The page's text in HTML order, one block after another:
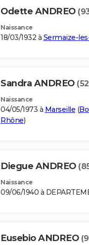
Odette ANDREO
Naissance
18/03/1932 à Sermaize-
Sandra ANDREO
Naissance
04/05/1973 à Marseille (
Rhône)
Diegue ANDREO
Naissance
09/06/1940 à
Eusebio ANDREO